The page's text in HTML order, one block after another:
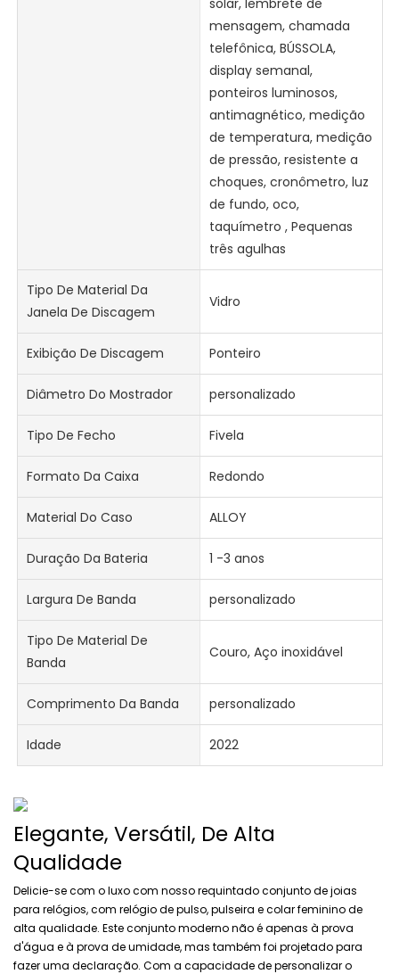
solar, lembrete de
mensagem, chamada
telefônica, BÚSSOLA,
display semanal,
ponteiros luminosos,
antimagnético, medição
de temperatura, medição
de pressão, resistente a
choques, cronômetro, luz
de fundo, oco,
taquímetro , Pequenas
três agulhas
Tipo De Material Da
Janela De Discagem
Vidro
Exibição De Discagem Ponteiro
Diâmetro Do Mostrador personalizado
Tipo De Fecho Fivela
Formato Da Caixa Redondo
Material Do Caso ALLOY
Duração Da Bateria 1 -3 anos
Largura De Banda personalizado
Tipo De Material De
Banda
Couro, Aço inoxidável
Comprimento Da Banda personalizado
Idade 2022
Elegante, Versátil, De Alta
Qualidade
Delicie-se com o luxo com nosso requintado conjunto de joias
para relógios, com relógio de pulso, pulseira e colar feminino de
alta qualidade. Este conjunto moderno não é apenas à prova
d'água e à prova de umidade, mas também foi projetado para
fazer uma declaração. Com a capacidade de personalizar o